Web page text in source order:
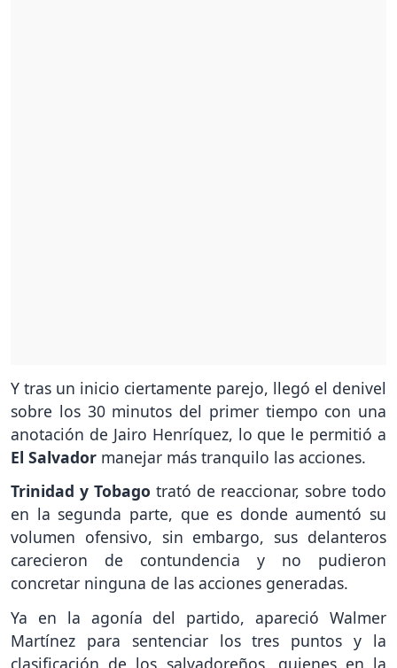
Y tras un inicio ciertamente parejo, llegó el denivel
sobre los 30 minutos del primer tiempo con una
anotación de Jairo Henríquez, lo que le permitió a
El Salvador manejar más tranquilo las acciones.
Trinidad y Tobago trató de reaccionar, sobre todo
en la segunda parte, que es donde aumentó su
volumen ofensivo, sin embargo, sus delanteros
carecieron de contundencia y no pudieron
concretar ninguna de las acciones generadas.
Ya en la agonía del partido, apareció Walmer
Martínez para sentenciar los tres puntos y la